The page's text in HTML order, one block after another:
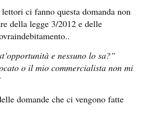
ci fanno questa domanda non
della legge 3/2012 e delle
e nessuno lo sa?”
o il mio commercialista non mi
domande che ci vengono fatte